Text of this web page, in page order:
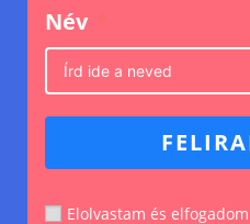
Név
Elolvastam és